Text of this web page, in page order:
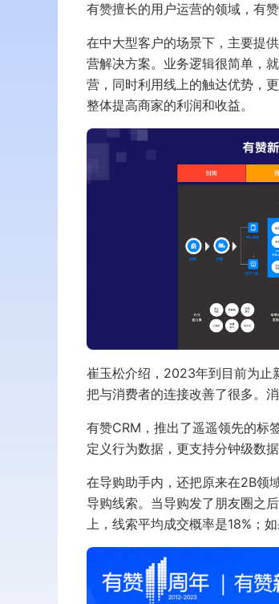
有赞擅长的用户运营的领域，有
在中大型客户的场景下，主要提
营解决方案。业务逻辑很简单，
营，同时利用线上的触达优势，
整体提高商家的利润和收益。
崔玉松介绍，2023年到目前为止
把与消费者的连接改善了很多。
有赞CRM，推出了遥遥领先的标
定义行为数据，更支持分钟级数据
在导购助手内，还把原来在2B领
导购线索。当导购发了朋友圈之
上，线索平均成交概率是18%；